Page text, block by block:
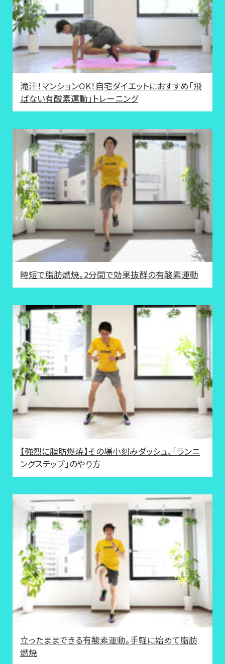
滝汗！マンションOK！自宅ダイエットにおすすめ「飛
ばない有酸素運動」トレーニング
時短で脂肪燃焼。2分間で効果抜群の有酸素運動
【強烈に脂肪燃焼】その場小刻みダッシュ、「ランニ
ングステップ」のやり方
立ったままできる有酸素運動。手軽に始めて脂肪
燃焼